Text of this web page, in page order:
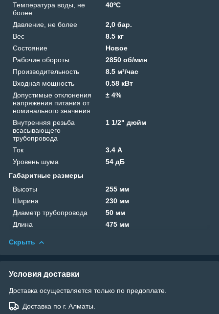
Температура воды, не
более
40ºС
Давление, не более
2,0 бар.
Вес
8.5 кг
Состояние
Новое
Рабочие обороты
2850 об/мин
Производительность
8.5 м³/час
Входная мощность
0.58 кВт
Допустимые отклонения
напряжения питания от
номинального значения
± 4%
Внутренняя резьба
всасывающего
трубопровода
1 1/2" дюйм
Ток
3.4 А
Уровень шума
54 дБ
Габаритные размеры
Высоты
255 мм
Ширина
230 мм
Диаметр трубопровода
50 мм
Длина
475 мм
Скрыть
Условия доставки
Доставка осуществляется только по предоплате.
Доставка по г. Алматы.